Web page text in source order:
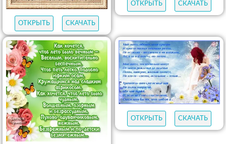
ОТКРЫТЬ СКАЧАТЬ
ОТКРЫТЬ СКАЧАТЬ
ОТКРЫТЬ СКАЧАТЬ